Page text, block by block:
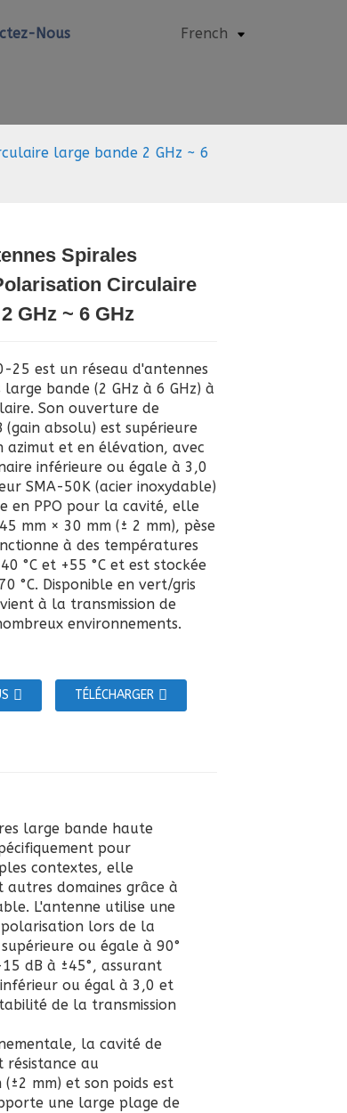
Nous French
large bande 2 GHz ~ 6
Spirales
Circulaire
GHz ~ 6 GHz
25 est un réseau d'antennes
bande (2 GHz à 6 GHz) à
Son ouverture de
absolu) est supérieure
azimut et en élévation, avec
inférieure ou égale à 3,0
SMA-50K (acier inoxydable)
en PPO pour la cavité, elle
mm × 30 mm (± 2 mm), pèse
à des températures
°C et +55 °C et est stockée
°C. Disponible en vert/gris
à la transmission de
environnements.
TÉLÉCHARGER
large bande haute
pour
contextes, elle
domaines grâce à
L'antenne utilise une
lors de la
ou égale à 90°
dB à ±45°, assurant
ou égal à 3,0 et
de la transmission
la cavité de
au
mm) et son poids est
une large plage de